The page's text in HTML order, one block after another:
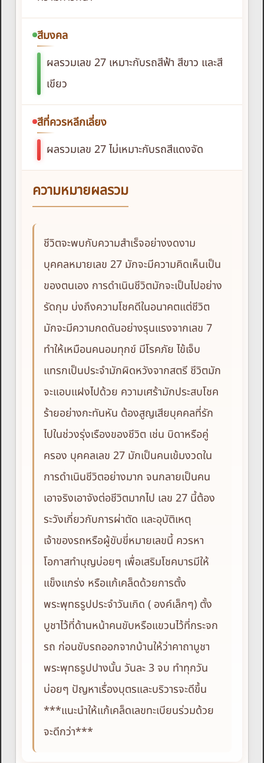
สีมงคล
ผลรวมเลข 27 เหมาะกับรถสีฟ้า สีขาว และสี
เขียว
สีที่ควรหลีกเลี่ยง
ผลรวมเลข 27 ไม่เหมาะกับรถสีแดงจัด
ความหมายผลรวม
ชีวิตจะพบกับความสำเร็จอย่างงดงาม
บุคคลหมายเลข 27 มักจะมีความคิดเห็นเป็น
ของตนเอง การดำเนินชีวิตมักจะเป็นไปอย่าง
รัดกุม บ่งถึงความโชคดีในอนาคตแต่ชีวิต
มักจะมีความกดดันอย่างรุนแรงจากเลข 7
ทำให้เหมือนคนอมทุกข์ มีโรคภัย ไข้เจ็บ
แทรกเป็นประจำมักผิดหวังจากสตรี ชีวิตมัก
จะแอบแฝงไปด้วย ความเศร้ามักประสบโชค
ร้ายอย่างกะทันหัน ต้องสูญเสียบุคคลที่รัก
ไปในช่วงรุ่งเรืองของชีวิต เช่น บิดาหรือคู่
ครอง บุคคลเลข 27 มักเป็นคนเข้มงวดใน
การดำเนินชีวิตอย่างมาก จนกลายเป็นคน
เอาจริงเอาจังต่อชีวิตมากไป เลข 27 นี้ต้อง
ระวังเกี่ยวกับการผ่าตัด และอุบัติเหตุ
เจ้าของรถหรือผู้ขับขี่หมายเลขนี้ ควรหา
โอกาสทำบุญบ่อยๆ เพื่อเสริมโชคบารมีให้
แข็งแกร่ง หรือแก้เคล็ดด้วยการตั้ง
พระพุทธรูปประจำวันเกิด ( องค์เล็กๆ) ตั้ง
บูชาไว้ที่ด้านหน้าคนขับหรือแขวนไว้ที่กระจก
รถ ก่อนขับรถออกจากบ้านให้ว่าคาถาบูชา
พระพุทธรูปปางนั้น วันละ 3 จบ ทำทุกวัน
บ่อยๆ ปัญหาเรื่องบุตรและบริวารจะดีขึ้น
***แนะนำให้แก้เคล็ดเลขทะเบียนร่วมด้วย
จะดีกว่า***